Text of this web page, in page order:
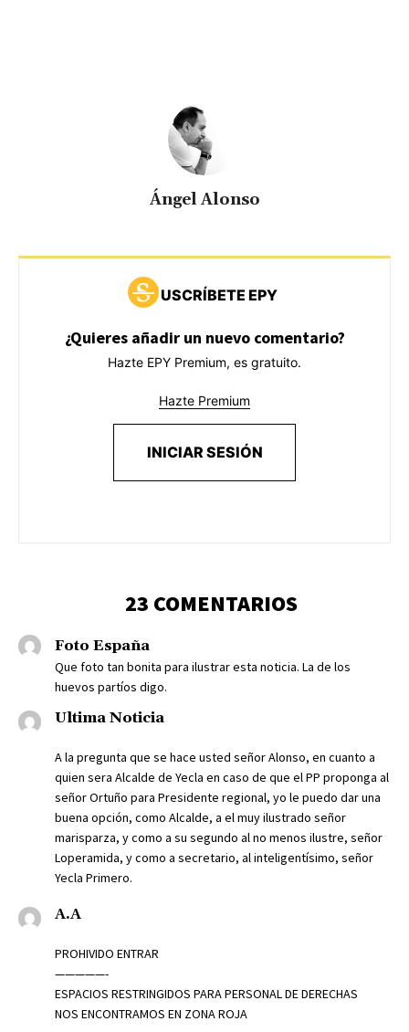
Ángel Alonso
USCRÍBETE EPY
¿Quieres añadir un nuevo comentario?
Hazte EPY Premium, es gratuito.
Hazte Premium
INICIAR SESIÓN
23 COMENTARIOS
Foto España
Que foto tan bonita para ilustrar esta noticia. La de los
huevos partíos digo.
Ultima Noticia
A la pregunta que se hace usted señor Alonso, en cuanto a
quien sera Alcalde de Yecla en caso de que el PP proponga al
señor Ortuño para Presidente regional, yo le puedo dar una
buena opción, como Alcalde, a el muy ilustrado señor
marisparza, y como a su segundo al no menos ilustre, señor
Loperamida, y como a secretario, al inteligentísimo, señor
Yecla Primero.
A.A
PROHIVIDO ENTRAR
—————-
ESPACIOS RESTRINGIDOS PARA PERSONAL DE DERECHAS
NOS ENCONTRAMOS EN ZONA ROJA